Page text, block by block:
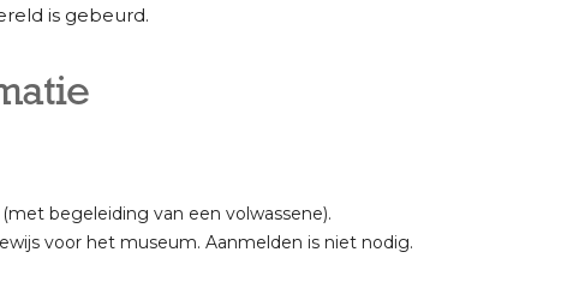
is gebeurd.
begeleiding van een volwassene).
voor het museum. Aanmelden is niet nodig.